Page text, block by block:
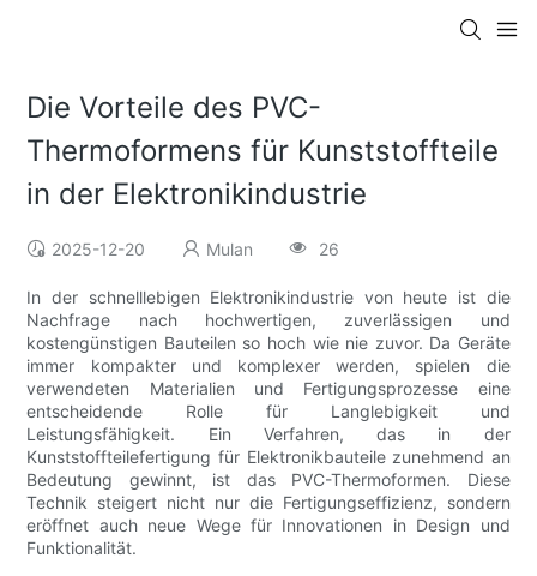
Die Vorteile des PVC-
Thermoformens für Kunststoffteile
in der Elektronikindustrie
2025-12-20 Mulan 26
In der schnelllebigen Elektronikindustrie von heute ist die
Nachfrage nach hochwertigen, zuverlässigen und
kostengünstigen Bauteilen so hoch wie nie zuvor. Da Geräte
immer kompakter und komplexer werden, spielen die
verwendeten Materialien und Fertigungsprozesse eine
entscheidende Rolle für Langlebigkeit und
Leistungsfähigkeit. Ein Verfahren, das in der
Kunststoffteilefertigung für Elektronikbauteile zunehmend an
Bedeutung gewinnt, ist das PVC-Thermoformen. Diese
Technik steigert nicht nur die Fertigungseffizienz, sondern
eröffnet auch neue Wege für Innovationen in Design und
Funktionalität.